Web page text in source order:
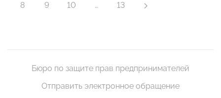
8 9 10 … 13
Бюро по защите прав предпринимателей
Отправить электронное обращение